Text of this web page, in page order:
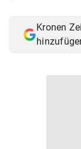
Kronen